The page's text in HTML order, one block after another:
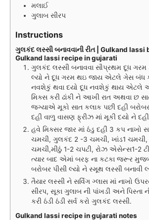
મલાઈ
ગુલાબ સીરપ
Instructions
ગુલકંદ લસ્સી બનાવવાની રીત | Gulkand lassi
Gulkand lassi recipe in gujarati
ગુલકંદ લસ્સી બનાવવા સૌપ્રથમ દૂધ ગરમ
લ્યો ને દૂધ ગરમ થઇ જાય એટલે ગેસ બંધ
નવશેકું થવા દયો દૂધ નવશેકું થાય એટલે
મિક્સ કરી ઢાંકી ને આખી રાત અથવા છ
જગ્યાએ મૂકો સાત કલાક પછી દહી
દહી વાળુ વાસણ ફ્રીઝ માં મૂકી દયો ને
હવે મિક્સર જાર માં ઠંડુ દહીં 3 કપ નાખો
ચમચી, ગુલકંદ 2 -3 ચમચી, ખાંડ1
ચમચી,મીઠું 1-2 ચપટી, રોઝ એસેન્સ1-2
ત્યાર બાદ એમાં બરફ ના કટકા જરૂર મુજબ
બરોબર પીસી લ્યો ને સ્મૂથ લસ્સી બનાવી
તૈયાર લસ્સી ને સર્વિગ ગ્લાસ માં નાખો
સીરપ, સૂકા ગુલાબ ની પાંખડી અને પિસ્તા
કરી ઠંડી ઠંડી સર્વ કરો ગુલકંદ લસ્સી.
Gulkand lassi recipe in gujarati notes